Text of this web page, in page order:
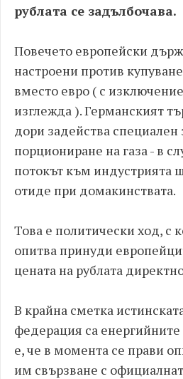
рублата се задълбочава.
Повечето европейски
настроени против
вместо евро ( с
изглежда ). Германският
дори задейства специален
порциониране на газа - в
потокът към индустрията
отиде при домакинствата.
Това е политически ход, с
опитва принуди
цената на рублата
В крайна сметка
федерация са енергийните
е, че в момента се прави
им свързване с